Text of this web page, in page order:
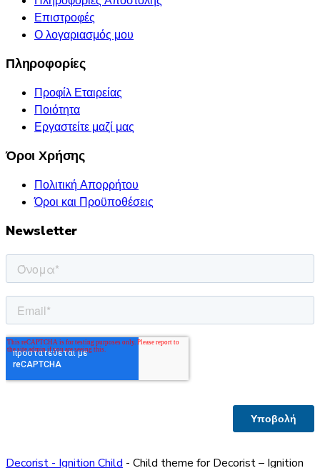
Επιστροφές
Ο λογαριασμός μου
Πληροφορίες
Προφίλ Εταιρείας
Ποιότητα
Εργαστείτε μαζί μας
Όροι Χρήσης
Πολιτική Απορρήτου
Όροι και Προϋποθέσεις
Newsletter
Decorist - Ignition Child - Child theme for Decorist – Ignition